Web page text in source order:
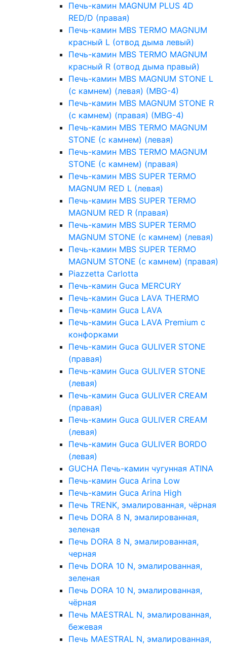
Печь-камин MAGNUM PLUS 4D
RED/D (правая)
Печь-камин MBS TERMO MAGNUM
красный L (отвод дыма левый)
Печь-камин MBS TERMO MAGNUM
красный R (отвод дыма правый)
Печь-камин MBS MAGNUM STONE L
(с камнем) (левая) (MBG-4)
Печь-камин MBS MAGNUM STONE R
(с камнем) (правая) (MBG-4)
Печь-камин MBS TERMO MAGNUM
STONE (с камнем) (левая)
Печь-камин MBS TERMO MAGNUM
STONE (с камнем) (правая)
Печь-камин MBS SUPER TERMO
MAGNUM RED L (левая)
Печь-камин MBS SUPER TERMO
MAGNUM RED R (правая)
Печь-камин MBS SUPER TERMO
MAGNUM STONE (с камнем) (левая)
Печь-камин MBS SUPER TERMO
MAGNUM STONE (с камнем) (правая)
Piazzetta Carlotta
Печь-камин Guca MERCURY
Печь-камин Guca LAVA THERMO
Печь-камин Guca LAVA
Печь-камин Guca LAVA Premium с
конфорками
Печь-камин Guca GULIVER STONE
(правая)
Печь-камин Guca GULIVER STONE
(левая)
Печь-камин Guca GULIVER CREAM
(правая)
Печь-камин Guca GULIVER CREAM
(левая)
Печь-камин Guca GULIVER BORDO
(левая)
GUCHA Печь-камин чугунная ATINA
Печь-камин Guca Arina Low
Печь-камин Guca Arina High
Печь TRENK, эмалированная, чёрная
Печь DORA 8 N, эмалированная,
зеленая
Печь DORA 8 N, эмалированная,
черная
Печь DORA 10 N, эмалированная,
зеленая
Печь DORA 10 N, эмалированная,
чёрная
Печь MAESTRAL N, эмалированная,
бежевая
Печь MAESTRAL N, эмалированная,